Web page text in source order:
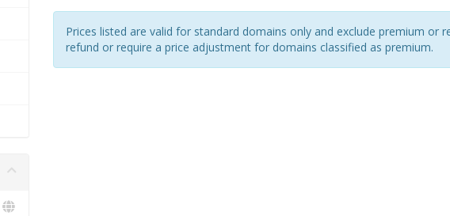
Prices listed are valid for standard domains only and exclude premium or
refund or require a price adjustment for domains classified as premium.